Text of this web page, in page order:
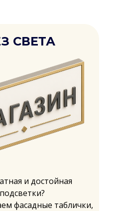
СВЕТА
и достойная
фасадные таблички,